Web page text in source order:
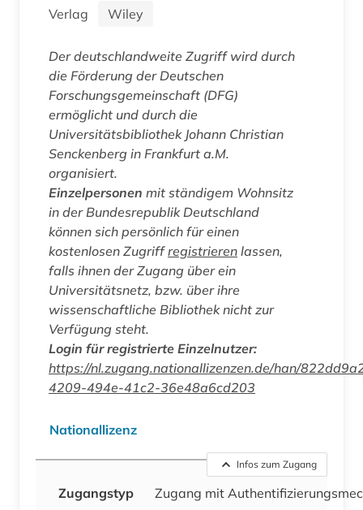
Verlag
Wiley
Der deutschlandweite Zugriff wird durch
die Förderung der Deutschen
Forschungsgemeinschaft (DFG)
ermöglicht und durch die
Universitätsbibliothek Johann Christian
Senckenberg in Frankfurt a.M.
organisiert.
Einzelpersonen mit ständigem Wohnsitz
in der Bundesrepublik Deutschland
können sich persönlich für einen
kostenlosen Zugriffregistrieren lassen,
falls ihnen der Zugang über ein
Universitätsnetz, bzw. über ihre
wissenschaftliche Bibliothek nicht zur
Verfügung steht.
Login für registrierte Einzelnutzer:
https://nl.zugang.nationallizenzen.de/han/
4209-494e-41c2-36e48a6cd203
Nationallizenz
Infos zum Zugang
Zugangstyp
Zugang mit